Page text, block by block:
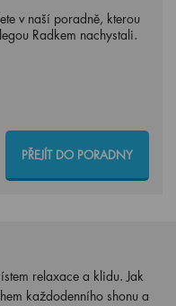
v naší poradně, kterou
Radkem nachystali.
PŘEJÍT DO PORADNY
relaxace a klidu. Jak
každodenního shonu a